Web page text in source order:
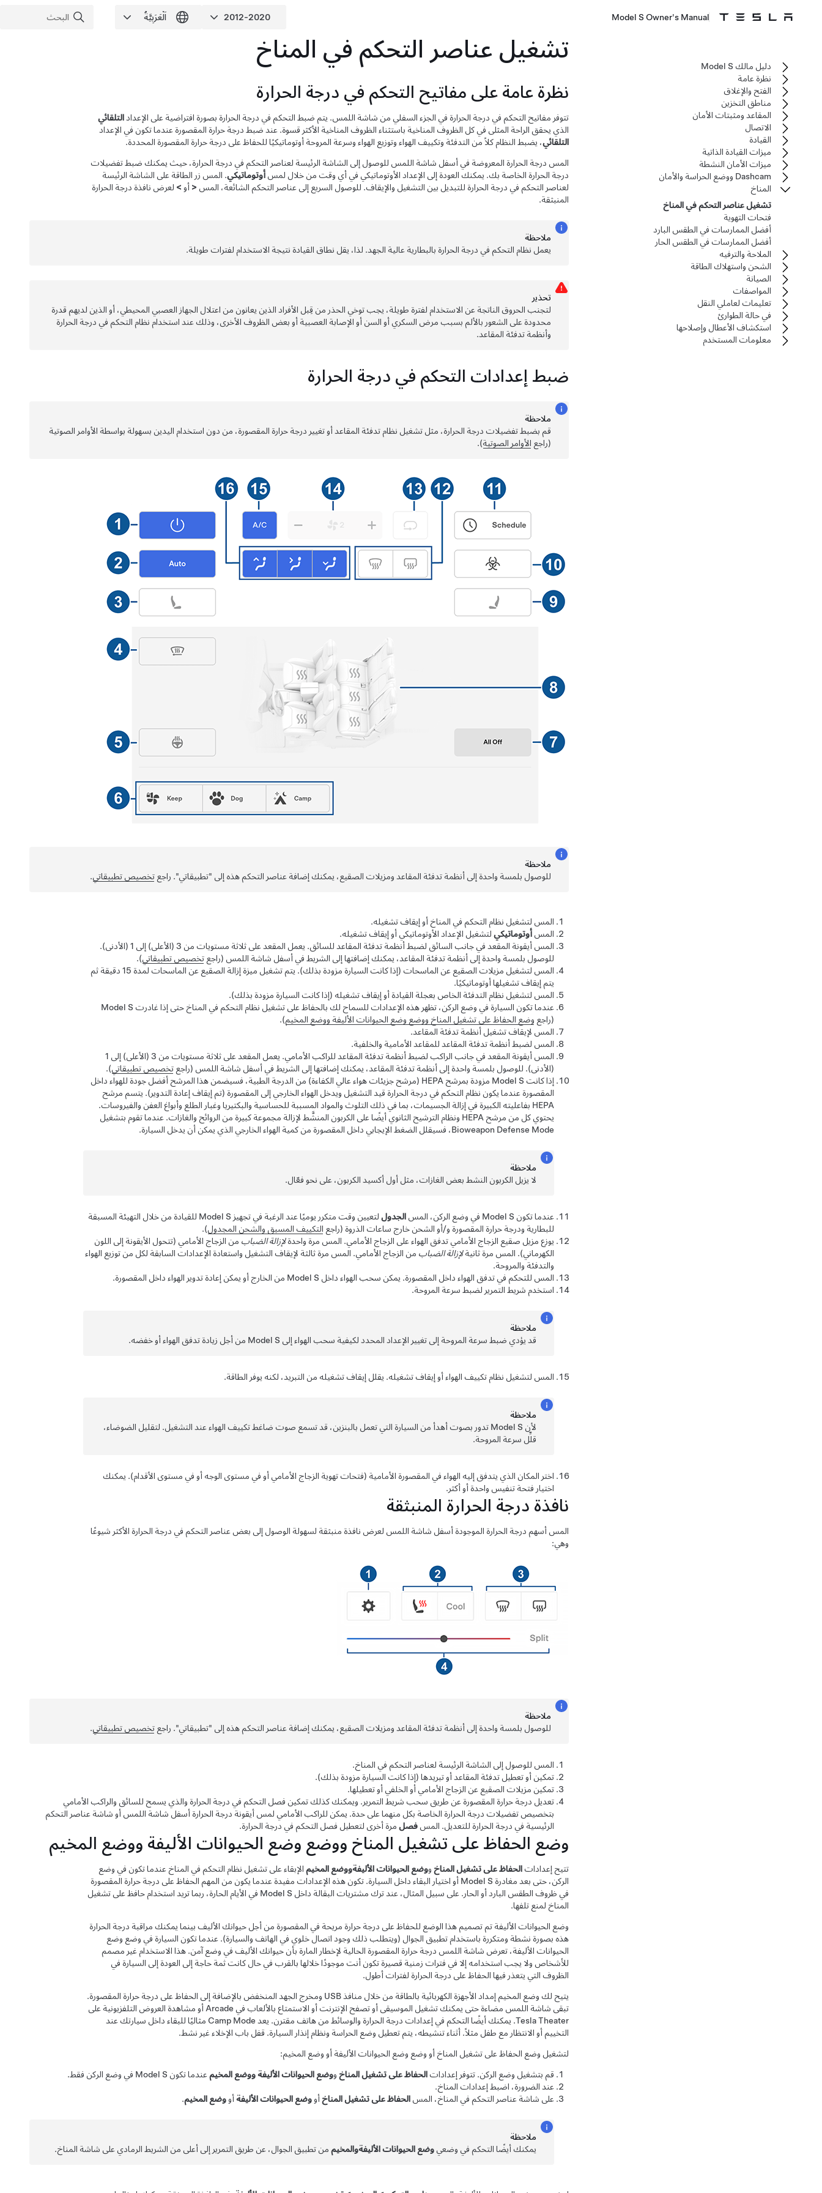
Model S Owner's Manual
تشغيل عناصر التحكم في المناخ
نظرة عامة على مفاتيح التحكم في درجة الحرارة
تتوفر مفاتيح التحكم في درجة الحرارة في الجزء السفلي من شاشة اللمس. يتم ضبط التحكم في درجة الحرارة بصورة افتراضية على الإعدادالتلقائي
الذي يحقق الراحة المثلى في كل الظروف المناخية باستثناء الظروف المناخية الأكثر قسوة. عند ضبط درجة حرارة المقصورة عندما تكون في الإعداد
التلقائي، يضبط النظام كلاً من التدفئة وتكييف الهواء وتوزيع الهواء وسرعة المروحة أوتوماتيكيًا للحفاظ على درجة حرارة المقصورة المحددة.
المس درجة الحرارة المعروضة في أسفل شاشة اللمس للوصول إلى الشاشة الرئيسة لعناصر التحكم في درجة الحرارة، حيث يمكنك ضبط تفضيلات
درجة الحرارة الخاصة بك. يمكنك العودة إلى الإعداد الأوتوماتيكي في أي وقت من خلال لمس أوتوماتيكي. المس زر الطاقة على الشاشة الرئيسة
لعناصر التحكم في درجة الحرارة للتبديل بين التشغيل والإيقاف. للوصول السريع إلى عناصر التحكم الشائعة، المس < أو > لعرض نافذة درجة الحرارة
المنبثقة.
ملاحظة
يعمل نظام التحكم في درجة الحرارة بالبطارية عالية الجهد. لذا، يقل نطاق القيادة نتيجة الاستخدام لفترات طويلة.
تحذﻳر
لتجنب الحروق الناتجة عن الاستخدام لفترة طويلة، يجب توخي الحذر من قِبل الأفراد الذين يعانون من اعتلال الجهاز العصبي المحيطي، أو الذين لديهم قدرة
محدودة على الشعور بالألم بسبب مرض السكري أو السن أو الإصابة العصبية أو بعض الظروف الأخرى، وذلك عند استخدام نظام التحكم في درجة الحرارة
وأنظمة تدفئة المقاعد.
ضبط إعدادات التحكم في درجة الحرارة
ملاحظة
قم بضبط تفضيلات درجة الحرارة، مثل تشغيل نظام تدفئة المقاعد أو تغيير درجة حرارة المقصورة، من دون استخدام اليدين بسهولة بواسطة الأوامر الصوتية
(راجع الأوامر الصوتية).
ملاحظة
للوصول بلمسة واحدة إلى أنظمة تدفئة المقاعد ومزيلات الصقيع، يمكنك إضافة عناصر التحكم هذه إلى "تطبيقاتي". راجعتخصيص تطبيقاتي.
المس لتشغيل نظام التحكم في المناخ أو إيقاف تشغيله.
المس أوتوماتيكي لتشغيل الإعداد الأوتوماتيكي أو إيقاف تشغيله.
المس أيقونة المقعد في جانب السائق لضبط أنظمة تدفئة المقاعد للسائق. يعمل المقعد على ثلاثة مستويات من 3 (الأعلى) إلى 1 (الأدنى).
للوصول بلمسة واحدة إلى أنظمة تدفئة المقاعد، يمكنك إضافتها إلى الشريط في أسفل شاشة اللمس (راجع تخصيص تطبيقاتي).
المس لتشغيل مزيلات الصقيع عن الماسحات (إذا كانت السيارة مزودة بذلك). يتم تشغيل ميزة إزالة الصقيع عن الماسحات لمدة 15 دقيقة ثم
يتم إيقاف تشغيلها أوتوماتيكيًا.
المس لتشغيل نظام التدفئة الخاص بعجلة القيادة أو إيقاف تشغيله (إذا كانت السيارة مزودة بذلك).
عندما تكون السيارة في وضع الركن، تظهر هذه الإعدادات للسماح لك بالحفاظ على تشغيل نظام التحكم في المناخ حتى إذا غادرت Model S
(راجع وضع الحفاظ على تشغيل المناخ ووضع وضع الحيوانات الأليفة ووضع المخيم).
المس لإيقاف تشغيل أنظمة تدفئة المقاعد.
المس لضبط أنظمة تدفئة المقاعد للمقاعد الأمامية والخلفية.
المس أيقونة المقعد في جانب الراكب لضبط أنظمة تدفئة المقاعد للراكب الأمامي. يعمل المقعد على ثلاثة مستويات من 3 (الأعلى) إلى 1
(الأدنى). للوصول بلمسة واحدة إلى أنظمة تدفئة المقاعد، يمكنك إضافتها إلى الشريط في أسفل شاشة اللمس (راجع تخصيص تطبيقاتي).
إذا كانت Model S
مزودة بمرشح HEPA (مرشح جزيئات هواء عالي الكفاءة) من الدرجة الطبية، فسيضمن هذا المرشح أفضل جودة للهواء داخل
المقصورة عندما يكون نظام التحكم في درجة الحرارة قيد التشغيل ويدخل الهواء الخارجي إلى المقصورة (تم إيقاف إعادة التدوير). يتسم مرشح
HEPA بفاعليته الكبيرة في إزالة الجسيمات، بما في ذلك التلوث والمواد المسببة للحساسية والبكتيريا وغبار الطلع وأبواغ العفن والفيروسات.
يحتوي كل من مرشح HEPA ونظام الترشيح الثانوي أيضًا على الكربون المنشَّط لإزالة مجموعة كبيرة من الروائح والغازات. عندما تقوم بتشغيل
Bioweapon Defense Mode، فسيقلل الضغط الإيجابي داخل المقصورة من كمية الهواء الخارجي الذي يمكن أن يدخل السيارة.
ملاحظة
لا يزيل الكربون النشط بعض الغازات، مثل أول أكسيد الكربون، على نحو فعّال.
عندما تكون Model S في وضع الركن، المس الجدول لتعيين وقت متكرر يوميًا عند الرغبة في تجهيز Model S للقيادة من خلال التهيئة المسبقة
للبطارية ودرجة حرارة المقصورة و/أو الشحن خارج ساعات الذروة (راجع التكييف المسبق والشحن المجدول).
يوزع مزيل صقيع الزجاج الأمامي تدفق الهواء على الزجاج الأمامي. المس مرة واحدةلإزالة الضباب من الزجاج الأمامي (تتحول الأيقونة إلى اللون
الكهرماني). المس مرة ثانيةلإزالة الضباب من الزجاج الأمامي. المس مرة ثالثة لإيقاف التشغيل واستعادة الإعدادات السابقة لكل من توزيع الهواء
والتدفئة والمروحة.
المس للتحكم في تدفق الهواء داخل المقصورة. يمكن سحب الهواء داخل Model S من الخارج أو يمكن إعادة تدوير الهواء داخل المقصورة.
استخدم شريط التمرير لضبط سرعة المروحة.
ملاحظة
قد يؤدي ضبط سرعة المروحة إلى تغيير الإعداد المحدد لكيفية سحب الهواء إلى Model S من أجل زيادة تدفق الهواء أو خفضه.
المس لتشغيل نظام تكييف الهواء أو إيقاف تشغيله. يقلل إيقاف تشغيله من التبريد، لكنه يوفر الطاقة.
ملاحظة
لأن Model S تدور بصوت أهدأ من السيارة التي تعمل بالبنزين، قد تسمع صوت ضاغط تكييف الهواء عند التشغيل. لتقليل الضوضاء،
قلِّل سرعة المروحة.
اختر المكان الذي يتدفق إليه الهواء في المقصورة الأمامية (فتحات تهوية الزجاج الأمامي أو في مستوى الوجه أو في مستوى الأقدام). يمكنك
اختيار فتحة تنفيس واحدة أو أكثر.
نافذة درجة الحرارة المنبثقة
المس أسهم درجة الحرارة الموجودة أسفل شاشة اللمس لعرض نافذة منبثقة لسهولة الوصول إلى بعض عناصر التحكم في درجة الحرارة الأكثر شيوعًا
وهي:
ملاحظة
للوصول بلمسة واحدة إلى أنظمة تدفئة المقاعد ومزيلات الصقيع، يمكنك إضافة عناصر التحكم هذه إلى "تطبيقاتي". راجعتخصيص تطبيقاتي.
المس للوصول إلى الشاشة الرئيسة لعناصر التحكم في المناخ.
تمكين أو تعطيل تدفئة المقاعد أو تبريدها (إذا كانت السيارة مزودة بذلك).
تمكين مزيلات الصقيع عن الزجاج الأمامي أو الخلفي أو تعطيلها.
تعديل درجة حرارة المقصورة عن طريق سحب شريط التمرير. ويمكنك كذلك تمكين فصل التحكم في درجة الحرارة والذي يسمح للسائق والراكب الأمامي
بتخصيص تفضيلات درجة الحرارة الخاصة بكل منهما على حدة. يمكن للراكب الأمامي لمس أيقونة درجة الحرارة أسفل شاشة اللمس أو شاشة عناصر التحكم
الرئيسية في درجة الحرارة للتعديل. المس فصل مرة أخرى لتعطيل فصل التحكم في درجة الحرارة.
وضع الحفاظ على تشغيل المناخ ووضع وضع الحيوانات الأليفة ووضع المخيم
تتيح إعدادات الحفاظ على تشغيل المناخ ووضع الحيوانات الأليفةووضع المخيم الإبقاء على تشغيل نظام التحكم في المناخ عندما تكون في وضع
الركن، حتى بعد مغادرة Model S أو اختيار البقاء داخل السيارة. تكون هذه الإعدادات مفيدة عندما يكون من المهم الحفاظ على درجة حرارة المقصورة
في ظروف الطقس البارد أو الحار. على سبيل المثال، عند ترك مشتريات البقالة داخل Model S في الأيام الحارة، ربما تريد استخدام حافظ على تشغيل
المناخ لمنع تلفها.
وضع الحيوانات الأليفة تم تصميم هذا الوضع للحفاظ على درجة حرارة مريحة في المقصورة من أجل حيوانك الأليف بينما يمكنك مراقبة درجة الحرارة
هذه بصورة نشطة ومتكررة باستخدام تطبيق الجوال (ويتطلب ذلك وجود اتصال خلوي في الهاتف والسيارة). عندما تكون السيارة في وضع وضع
الحيوانات الأليفة، تعرض شاشة اللمس درجة حرارة المقصورة الحالية لإخطار المارة بأن حيوانك الأليف في وضع آمن. هذا الاستخدام غير مصمم
للأشخاص ولا يجب استخدامه إلا في فترات زمنية قصيرة تكون أنت موجودًا خلالها بالقرب في حال كانت ثمة حاجة إلى العودة إلى السيارة في
الظروف التي يتعذر فيها الحفاظ على درجة الحرارة لفترات أطول.
يتيح لك وضع المخيم إمداد الأجهزة الكهربائية بالطاقة من خلال منافذ USB ومخرج الجهد المنخفض بالإضافة إلى الحفاظ على درجة حرارة المقصورة.
تبقى شاشة اللمس مضاءة حتى يمكنك تشغيل الموسيقى أو تصفح الإنترنت أو الاستمتاع بالألعاب في Arcade أو مشاهدة العروض التلفزيونية على
Tesla Theater. يمكنك أيضًا التحكم في إعدادات درجة الحرارة والوسائط من هاتف مقترن. يعد Camp Mode مثاليًا للبقاء داخل سيارتك عند
التخييم أو الانتظار مع طفل مثلاً. أثناء تنشيطه، يتم تعطيل وضع الحراسة ونظام إنذار السيارة. قفل باب الإخلاء غير نشط.
لتشغيل وضع الحفاظ على تشغيل المناخ أو وضع وضع الحيوانات الأليفة أو وضع المخيم:
قم بتشغيل وضع الركن. تتوفر إعدادات الحفاظ على تشغيل المناخ ووضع الحيوانات الأليفةووضع المخيم عندما تكون Model S في وضع الركن فقط.
عند الضرورة، اضبط إعدادات المناخ.
على شاشة عناصر التحكم في المناخ، المس الحفاظ على تشغيل المناخ أو وضع الحيوانات الأليفةأو وضع المخيم.
ملاحظة
يمكنك أيضًا التحكم في وضعيوضع الحيوانات الأليفةوالمخيم من تطبيق الجوال، عن طريق التمرير إلى أعلى من الشريط الرمادي على شاشة المناخ.
دليل مالك Model S
نظرة عامة
الفتح والإغلاق
مناطق التخزين
المقاعد ومثبتات الأمان
الاتصال
القيادة
ميزات القيادة الذاتية
ميزات الأمان النشطة
Dashcam ووضع الحراسة والأمان
المناخ
تشغيل عناصر التحكم في المناخ
فتحات التهوية
أفضل الممارسات في الطقس البارد
أفضل الممارسات في الطقس الحار
الملاحة والترفيه
الشحن واستهلاك الطاقة
الصيانة
المواصفات
تعليمات لعاملي النقل
في حالة الطوارئ
استكشاف الأعطال وإصلاحها
معلومات المستخدم